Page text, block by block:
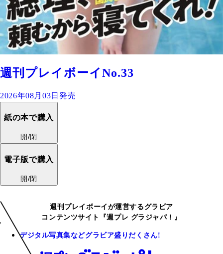
週刊プレイボーイNo.33
2026年08月03日発売
紙の本で購入
開/閉
電子版で購入
開/閉
週刊プレイボーイが運営するグラビア
コンテンツサイト『週プレ グラジャパ！』
デジタル写真集などグラビア盛りだくさん!